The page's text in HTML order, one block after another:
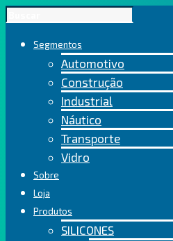
Segmentos
Automotivo
Construção
Industrial
Náutico
Transporte
Vidro
Sobre
Loja
Produtos
SILICONES